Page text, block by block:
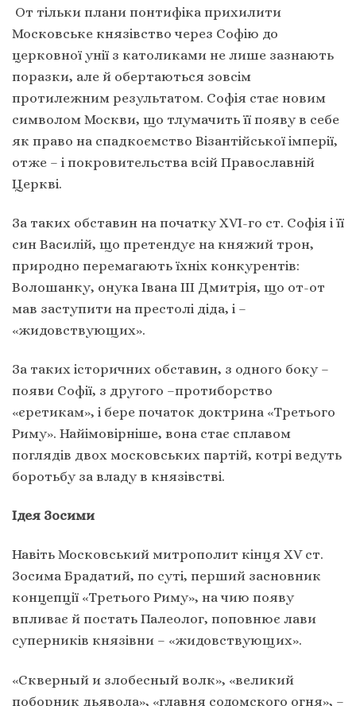
От тільки плани понтифіка прихилити
Московське князівство через Софію до
церковної унії з католиками не лише зазнають
поразки, але й обертаються зовсім
протилежним результатом. Софія стає новим
символом Москви, що тлумачить її появу в себе
як право на спадкоємство Візантійської імперії,
отже – і покровительства всій Православній
Церкві.
За таких обставин на початку XVІ-го ст. Софія і її
син Василій, що претендує на княжий трон,
природно перемагають їхніх конкурентів:
Волошанку, онука Івана ІІІ Дмитрія, що от-от
мав заступити на престолі діда, і –
«жидовствующих».
За таких історичних обставин, з одного боку –
появи Софії, з другого –протиборство
«єретикам», і бере початок доктрина «Третього
Риму». Найімовірніше, вона стає сплавом
поглядів двох московських партій, котрі ведуть
боротьбу за владу в князівстві.
Ідея Зосими
Навіть Московський митрополит кінця XV ст.
Зосима Брадатий, по суті, перший засновник
концепції «Третього Риму», на чию появу
впливає й постать Палеолог, поповнює лави
суперників князівни – «жидовствующих».
«Скверный и злобесный волк», «великий
поборник дьявола», «главня содомского огня», –